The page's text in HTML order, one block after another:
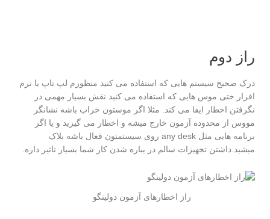
راز دوم
درک صحیح سیستم هایی که استفاده می کنید منظورم لپ تاپ یا نرم
افزار حتی موس هایی که استفاده می کنید نقش بسیار مهمی در
نگرفتن اخطار ایفا می کند. مثلا اگر موستون خراب باشه نشانگر
مووس از محدوده آزمون خارج میشه و اخطار می گیرید و یا اگر
برنامه هایی مثل any desk روی سیستمتون فعال باشه بلاک
میشید.داشتن تجهیزات سالم در یباره شدن کار شما بسیار تاثیر داره.
راز اخطارهای آزمون دولینگو